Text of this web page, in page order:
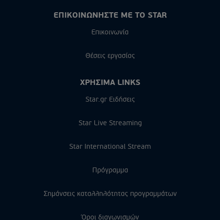
ΕΠΙΚΟΙΝΩΝΗΣΤΕ ΜΕ ΤΟ STAR
Επικοινωνία
Θέσεις εργασίας
ΧΡΗΣΙΜΑ LINKS
Star.gr Ειδήσεις
Star Live Streaming
Star International Stream
Πρόγραμμα
Σημάνσεις καταλληλότητας προγραμμάτων
Όροι διαγωνισμών